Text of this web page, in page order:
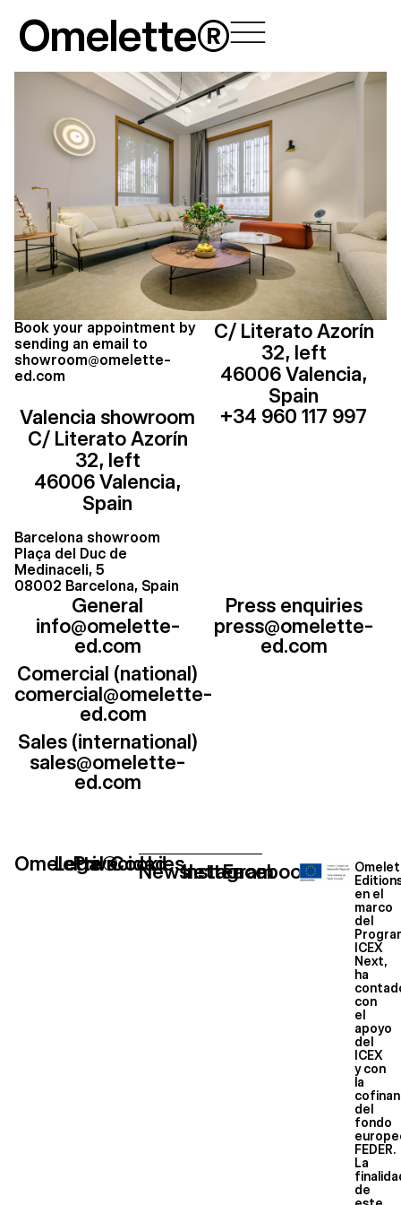
content
Omelette®
Book your appointment by
sending an email to
showroom@omelette-
ed.com
Valencia showroom
C/ Literato Azorín
32, left
46006 Valencia,
Spain
Barcelona showroom
Plaça del Duc de
Medinaceli, 5
08002 Barcelona, Spain
C/ Literato Azorín
32, left
46006 Valencia,
Spain
+34 960 117 997
General
info@omelette-
ed.com
Comercial (national)
comercial@omelette-
ed.com
Sales (international)
sales@omelette-
ed.com
Press enquiries
press@omelette-
ed.com
Omelette®
Legal
Privacidad
Cookies
Newsletter
Instagram
Facebook
en el
marco
del
ICEX
Next,
ha
con
el
apoyo
del
ICEX
y con
la
del
fondo
FEDER.
La
de